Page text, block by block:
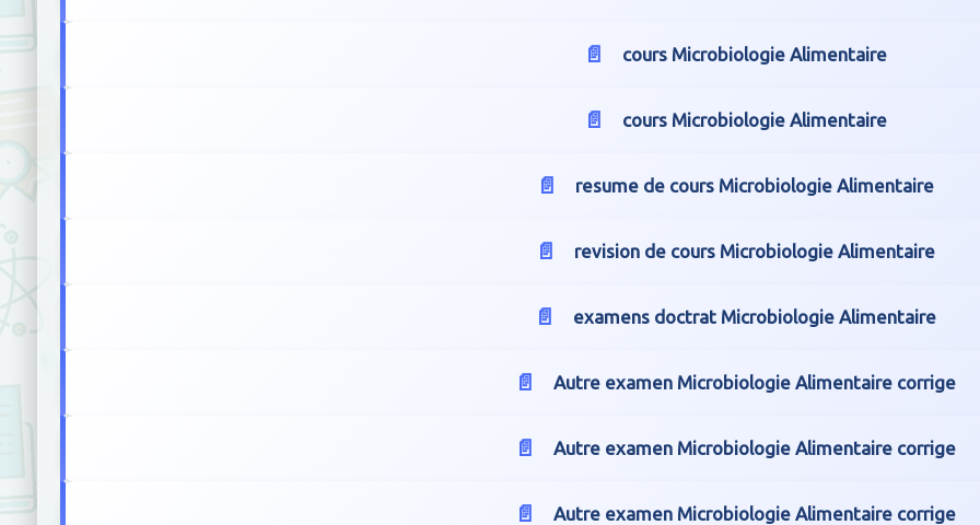
cours Microbiologie Alimentaire
cours Microbiologie Alimentaire
resume de cours Microbiologie Alimentaire
revision de cours Microbiologie Alimentaire
examens doctrat Microbiologie Alimentaire
Autre examen Microbiologie Alimentaire corrige
Autre examen Microbiologie Alimentaire corrige
Autre examen Microbiologie Alimentaire corrige